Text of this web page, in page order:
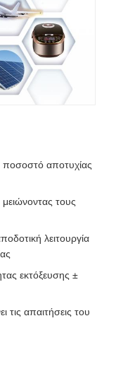
ποσοστό αποτυχίας
μειώνοντας τους
λειτουργία
εκτόξευσης ±
τις απαιτήσεις του